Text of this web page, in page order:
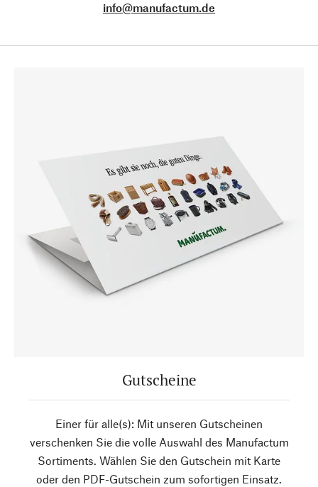
info@manufactum.de
Gutscheine
Einer für alle(s): Mit unseren Gutscheinen
verschenken Sie die volle Auswahl des Manufactum
Sortiments. Wählen Sie den Gutschein mit Karte
oder den PDF-Gutschein zum sofortigen Einsatz.